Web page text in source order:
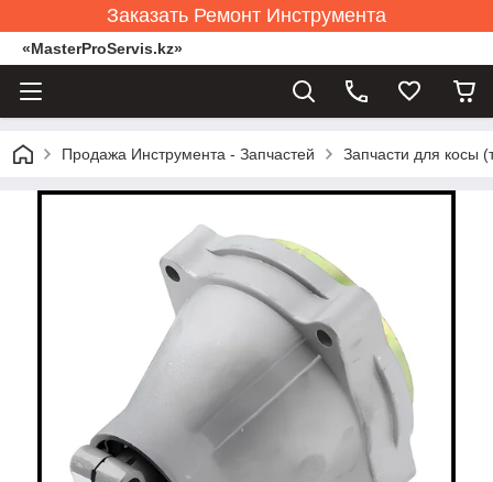
Заказать Ремонт Инструмента
«MasterProServis.kz»
Продажа Инструмента - Запчастей Запчасти для косы